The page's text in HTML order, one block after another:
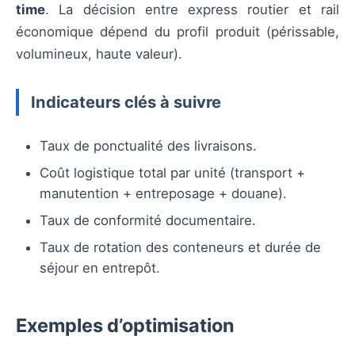
time. La décision entre express routier et rail
économique dépend du profil produit (périssable,
volumineux, haute valeur).
Indicateurs clés à suivre
Taux de ponctualité des livraisons.
Coût logistique total par unité (transport +
manutention + entreposage + douane).
Taux de conformité documentaire.
Taux de rotation des conteneurs et durée de
séjour en entrepôt.
Exemples d’optimisation